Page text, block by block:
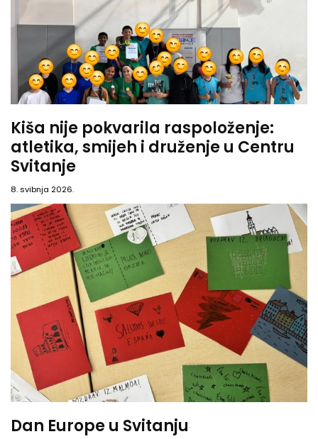
Kiša nije pokvarila raspoloženje:
atletika, smijeh i druženje u Centru
Svitanje
8. svibnja 2026.
Dan Europe u Svitanju